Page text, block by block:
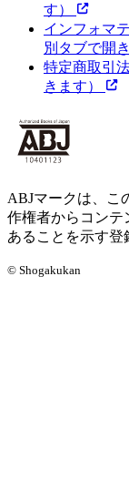
す）
インフォマ
別タブで開
特定商取引
きます）
ABJマークは、こ
作権者からコンテ
あることを示す登
© Shogakukan